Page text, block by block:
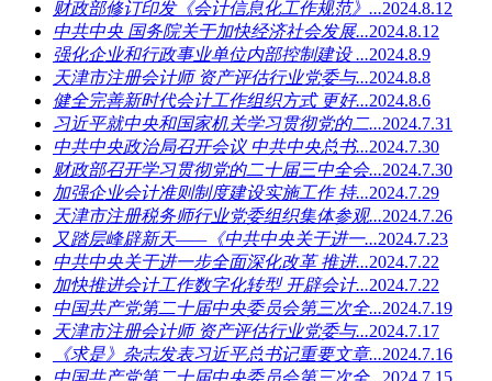
财政部修订印发《会计信息化工作规范》...2024.8.12
中共中央 国务院关于加快经济社会发展...2024.8.12
强化企业和行政事业单位内部控制建设 ...2024.8.9
天津市注册会计师 资产评估行业党委与...2024.8.8
健全完善新时代会计工作组织方式 更好...2024.8.6
习近平就中央和国家机关学习贯彻党的二...2024.7.31
中共中央政治局召开会议 中共中央总书...2024.7.30
财政部召开学习贯彻党的二十届三中全会...2024.7.30
加强企业会计准则制度建设实施工作 持...2024.7.29
天津市注册税务师行业党委组织集体参观...2024.7.26
又踏层峰辟新天——《中共中央关于进一...2024.7.23
中共中央关于进一步全面深化改革 推进...2024.7.22
加快推进会计工作数字化转型 开辟会计...2024.7.22
中国共产党第二十届中央委员会第三次全...2024.7.19
天津市注册会计师 资产评估行业党委与...2024.7.17
《求是》杂志发表习近平总书记重要文章...2024.7.16